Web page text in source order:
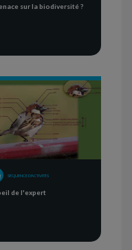
sur la biodiversité ?
SÉQUENCE D'ACTIVITÉS
de l'expert